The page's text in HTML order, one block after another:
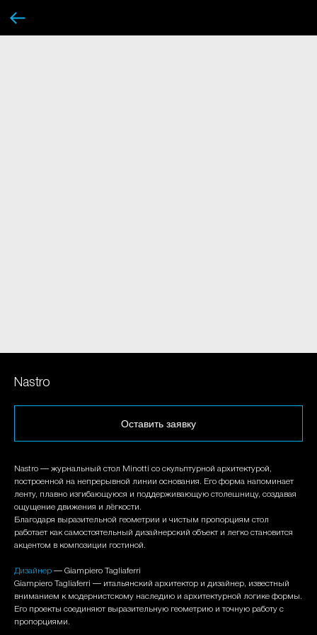
Nastro
Оставить заявку
Nastro — журнальный стол Minotti со скульптурной архитектурой,
построенной на непрерывной линии основания. Его форма напоминает
ленту, плавно изгибающуюся и поддерживающую столешницу, создавая
ощущение движения и лёгкости.
Благодаря выразительной геометрии и чистым пропорциям стол
работает как самостоятельный дизайнерский объект и легко становится
акцентом в композиции гостиной.
Дизайнер — Giampiero Tagliaferri
Giampiero Tagliaferri — итальянский архитектор и дизайнер, известный
вниманием к модернистскому наследию и архитектурной логике формы.
Его проекты соединяют выразительную геометрию и точную работу с
пропорциями.